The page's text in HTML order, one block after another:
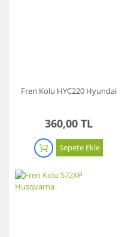
Fren Kolu HYC220 Hyundai
360,00 TL
Sepete Ekle